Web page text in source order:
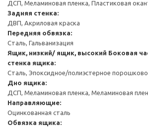
ДСП, Меламиновая пленка, Пластиковая
Задняя стенка:
ДВП, Акриловая краска
Передняя обвязка:
Сталь, Гальванизация
Ящик, низкий/ ящик, высокий Боковая
стенка ящика:
Сталь, Эпоксидное/полиэстерное
Дно ящика:
ДСП, Меламиновая пленка, Меламиновая
Направляющие:
Оцинкованная сталь
Обвязка ящика: